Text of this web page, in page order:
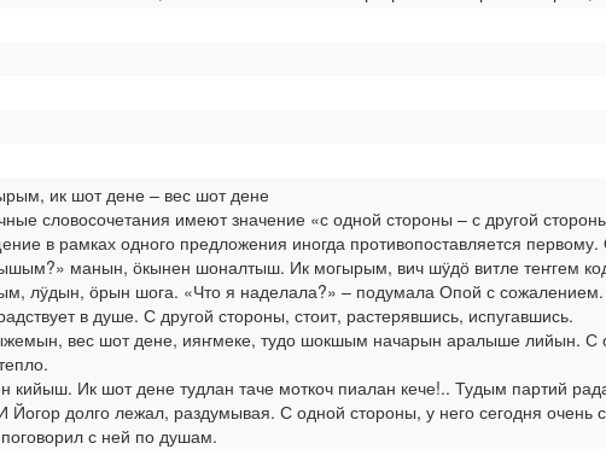
ик шот дене – вес шот дене
словосочетания имеют значение «с одной стороны – с другой
в рамках одного предложения иногда противопоставляется
манын, ӧкынен шоналтыш. Ик могырым, вич шӱдӧ витле теҥгем
лӱдын, ӧрын шога. «Что я наделала?» – подумала Опой с сожалением.
в душе. С другой стороны, стоит, растерявшись, испугавшись.
вес шот дене, ияҥмеке, тудо шокшым начарын аралыше лийын. С
кийыш. Ик шот дене тудлан таче моткоч пиалан кече!.. Тудым партий
долго лежал, раздумывая. С одной стороны, у него сегодня
с ней по душам.